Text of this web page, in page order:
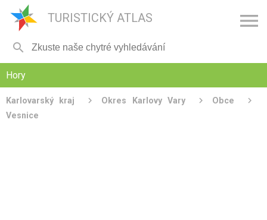
TURISTICKÝ ATLAS 

Hory
Karlovarský kraj Okres Karlovy Vary
Obce
Vesnice